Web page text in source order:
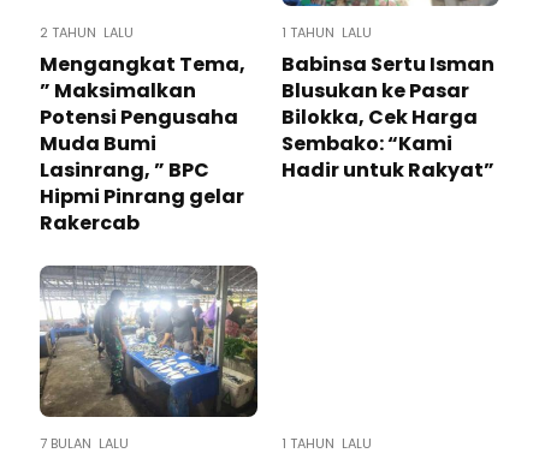
2 TAHUN LALU
Mengangkat Tema,
” Maksimalkan
Potensi Pengusaha
Muda Bumi
Lasinrang, ” BPC
Hipmi Pinrang gelar
Rakercab
1 TAHUN LALU
Babinsa Sertu Isman
Blusukan ke Pasar
Bilokka, Cek Harga
Sembako: “Kami
Hadir untuk Rakyat”
7 BULAN LALU 1 TAHUN LALU